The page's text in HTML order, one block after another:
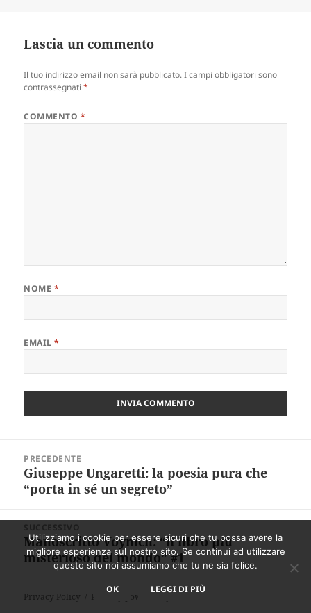
Lascia un commento
Il tuo indirizzo email non sarà pubblicato. I campi obbligatori sono
contrassegnati*
COMMENTO *
NOME *
EMAIL*
articoliPRECEDENTE
Articolo
precedente:
Giuseppe Ungaretti: la poesia pura che
“porta in sé un segreto”
Articolo
successivo:
Manoscritto Voynich: “il libro più
misterioso del mondo” #1
Privacy Policy Proudly powered by WordPress
Utilizziamo i cookie per essere sicuri che tu possa avere la
migliore esperienza sul nostro sito. Se continui ad utilizzare
questo sito noi assumiamo che tu ne sia felice.
OK LEGGI DI PIÙ